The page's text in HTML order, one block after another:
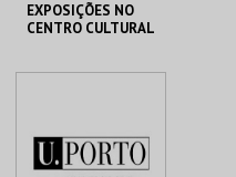
EXPOSIÇÕES NO
CENTRO CULTURAL
MAIS INFO